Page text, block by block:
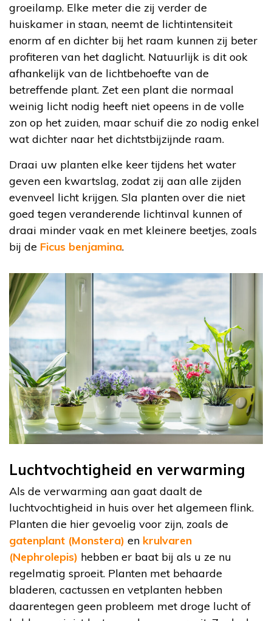
groeilamp. Elke meter die zij verder de
huiskamer in staan, neemt de lichtintensiteit
enorm af en dichter bij het raam kunnen zij beter
profiteren van het daglicht. Natuurlijk is dit ook
afhankelijk van de lichtbehoefte van de
betreffende plant. Zet een plant die normaal
weinig licht nodig heeft niet opeens in de volle
zon op het zuiden, maar schuif die zo nodig enkel
wat dichter naar het dichtstbijzijnde raam.
Draai uw planten elke keer tijdens het water
geven een kwartslag, zodat zij aan alle zijden
evenveel licht krijgen. Sla planten over die niet
goed tegen veranderende lichtinval kunnen of
draai minder vaak en met kleinere beetjes, zoals
bij de Ficus benjamina.
Luchtvochtigheid en verwarming
Als de verwarming aan gaat daalt de
luchtvochtigheid in huis over het algemeen flink.
Planten die hier gevoelig voor zijn, zoals de
gatenplant (Monstera) en krulvaren
(Nephrolepis) hebben er baat bij als u ze nu
regelmatig sproeit. Planten met behaarde
bladeren, cactussen en vetplanten hebben
daarentegen geen probleem met droge lucht of